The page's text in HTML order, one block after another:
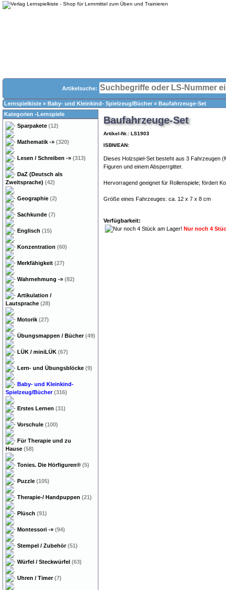
Artikelsuche:
Lernspielkiste » Baby- und Kleinkind- Spielzeug/Bücher » Baufahrzeuge-Set
Baufahrzeuge-Set
Artikel-Nr.: LS1903
ISBN/EAN:
Dieses Holzspiel-Set besteht aus 3 Fahrzeugen
Figuren und einem Absperrgitter.
Hervorragend geeignet für Rollenspiele; fördert
Größe eines Fahrzeuges: ca. 12 x 7 x 8 cm
Verfügbarkeit:
Nur noch 4
Kategorien -Lernspiele
Sparpakete (12)
Mathematik -» (320)
Lesen / Schreiben -» (313)
DaZ (Deutsch als
Zweitsprache) (42)
Geographie (2)
Sachkunde (7)
Englisch (15)
Konzentration (60)
Merkfähigkeit (27)
Wahrnehmung -» (82)
Artikulation /
Lautsprache (28)
Motorik (27)
Übungsmappen / Bücher(49)
LÜK / miniLÜK (67)
Lern- und Übungsblöcke (9)
Baby- und Kleinkind-
Spielzeug/Bücher (316)
Erstes Lernen (31)
Vorschule (100)
Für Therapie und zu
Hause (58)
Tonies. Die Hörfiguren® (5)
Puzzle (105)
Therapie-/ Handpuppen (21)
Plüsch (91)
Montessori -» (94)
Stempel / Zubehör(51)
Würfel / Steckwürfel (63)
Uhren / Timer(7)